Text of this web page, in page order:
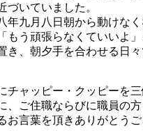
づいていました。
年九月八日朝から動けな
もう頑張らなくていいよ
き、朝夕手を合わせる日
ャッピー・クッピーを三
、ご住職ならびに職員の方
お言葉を頂きありがとうご